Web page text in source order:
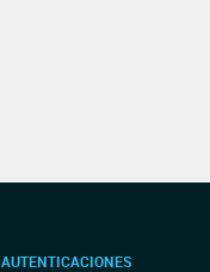
AUTENTICACIONES